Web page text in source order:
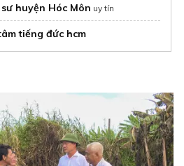
huyện Hóc Môn uy tín
tiếng đức hcm